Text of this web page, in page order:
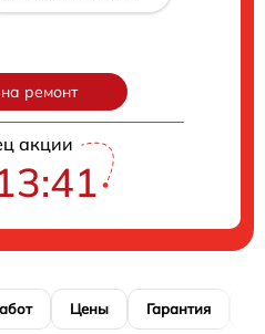
ремонт
акции
Цены Гарантия